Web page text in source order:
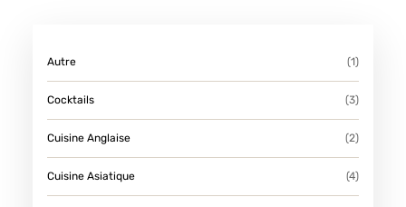
Autre (1)
Cocktails (3)
Cuisine Anglaise (2)
Cuisine Asiatique (4)